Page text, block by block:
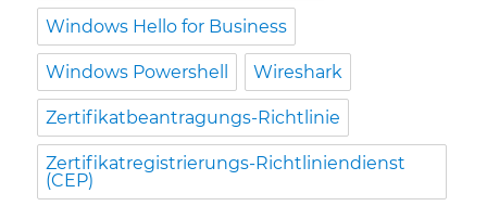
Windows Hello for Business
Windows Powershell Wireshark
Zertifikatbeantragungs-Richtlinie
Zertifikatregistrierungs-Richtliniendienst
(CEP)